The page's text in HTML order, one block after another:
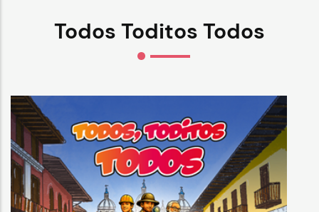
Todos Toditos Todos